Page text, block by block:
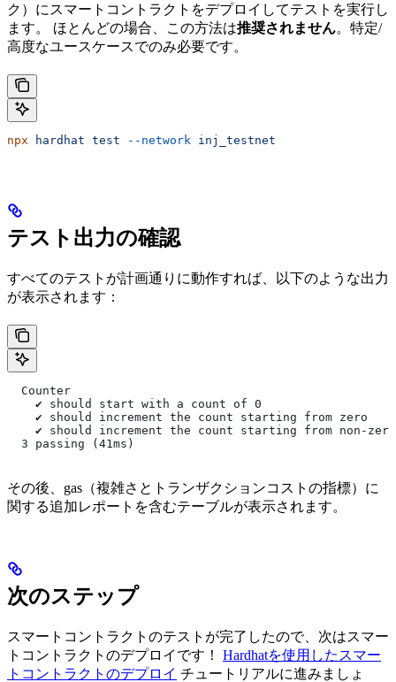
ク）にスマートコントラクトをデプロイしてテストを実行し
ます。 ほとんどの場合、この方法は推奨されません。特定/
高度なユースケースでのみ必要です。
npx hardhat test --network inj_testnet
テスト出力の確認
すべてのテストが計画通りに動作すれば、以下のような出力
が表示されます：
  Counter
    ✔ should start with a count of 0
    ✔ should increment the count starting from zero
    ✔ should increment the count starting from non-zero
  3 passing (41ms)
その後、gas（複雑さとトランザクションコストの指標）に
関する追加レポートを含むテーブルが表示されます。
次のステップ
スマートコントラクトのテストが完了したので、次はスマー
トコントラクトのデプロイです！ Hardhatを使用したスマー
トコントラクトのデプロイ チュートリアルに進みましょ